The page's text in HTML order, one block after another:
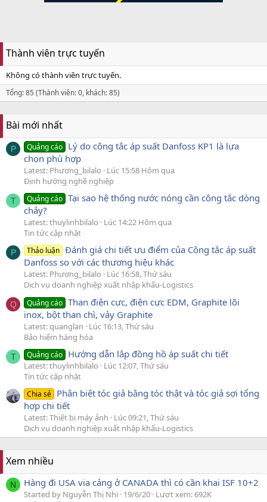
Thành viên trực tuyến
Không có thành viên trực tuyến.
Tổng: 85 (Thành viên: 0, khách: 85)
Bài mới nhất
P Quảng cáo Lý do công tắc áp suất Danfoss KP1 là lựa
chọn phù hợp
Latest: Phương_bilalo
Lúc 15:58 Hôm qua
Định hướng nghề nghiệp
T Quảng cáo Tại sao hệ thống nước nóng cần công tắc dòng
chảy?
Latest: thuylinhbilalo
Lúc 14:22 Hôm qua
Tin tức cập nhật
P Thảo luận Đánh giá chi tiết ưu điểm của Công tắc áp suất
Danfoss so với các thương hiệu khác
Latest: Phương_bilalo
Lúc 16:58, Thứ sáu
Dịch vụ doanh nghiệp xuất nhập khẩu-Logistics
Q Quảng cáo Than điện cực, điện cực EDM, Graphite lõi
inox, bột than chì, vảy Graphite
Latest: quanglan
Lúc 16:13, Thứ sáu
Bảo hiểm hàng hóa
T Quảng cáo Hướng dẫn lắp đồng hồ áp suất chi tiết
Latest: thuylinhbilalo
Lúc 12:07, Thứ sáu
Tin tức cập nhật
Chia sẻ Phân biệt tóc giả bằng tóc thật và tóc giả sợi tổng
hợp chi tiết
Latest: Thiết bị máy ảnh
Lúc 09:21, Thứ sáu
Dịch vụ doanh nghiệp xuất nhập khẩu-Logistics
Xem nhiều
N Hàng đi USA via cảng ở CANADA thì có cần khai ISF 10+2
Started by Nguyễn Thị Nhi 19/6/20 Lượt xem: 692K